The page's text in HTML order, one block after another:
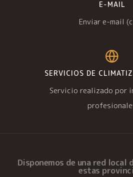
E-MAIL
Enviar e-mail
SERVICIOS DE
Servicio realizado por
Disponemos de una red local
estas